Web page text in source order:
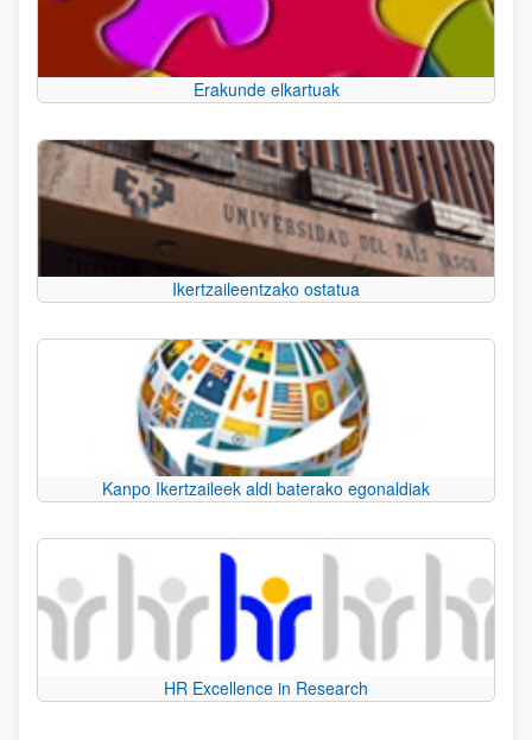
Erakunde elkartuak
Ikertzaileentzako ostatua
Kanpo Ikertzaileek aldi baterako egonaldiak
HR Excellence in Research